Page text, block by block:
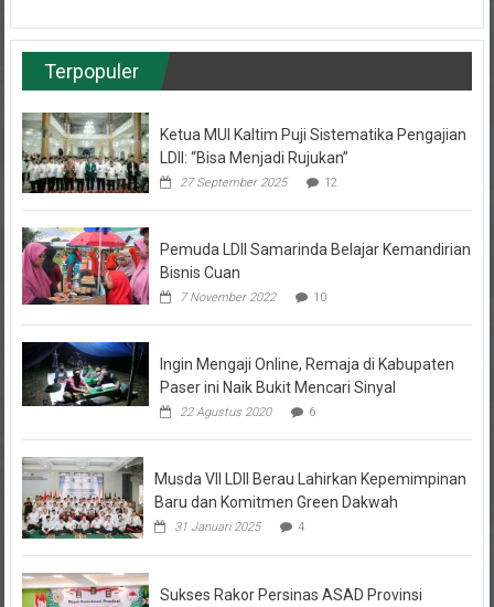
Terpopuler
Ketua MUI Kaltim Puji Sistematika Pengajian
LDII: “Bisa Menjadi Rujukan”
27 September 2025 12
Pemuda LDII Samarinda Belajar Kemandirian
Bisnis Cuan
7 November 2022 10
Ingin Mengaji Online, Remaja di Kabupaten
Paser ini Naik Bukit Mencari Sinyal
22 Agustus 2020 6
Musda VII LDII Berau Lahirkan Kepemimpinan
Baru dan Komitmen Green Dakwah
31 Januari 2025 4
Sukses Rakor Persinas ASAD Provinsi